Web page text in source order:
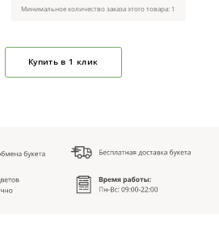
Минимальное количество заказа этого товара: 1
Купить в 1 клик